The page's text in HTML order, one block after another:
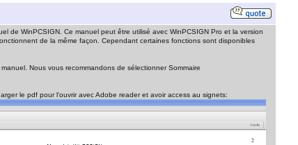
de WinPCSIGN. Ce manuel peut être utilisé avec WinPCSIGN Pro et la version
de la même façon. Cependant certaines fonctions sont disponibles
Nous vous recommandons de sélectionner Sommaire
le pdf pour l'ouvrir avec Adobe reader et avoir access au signets: